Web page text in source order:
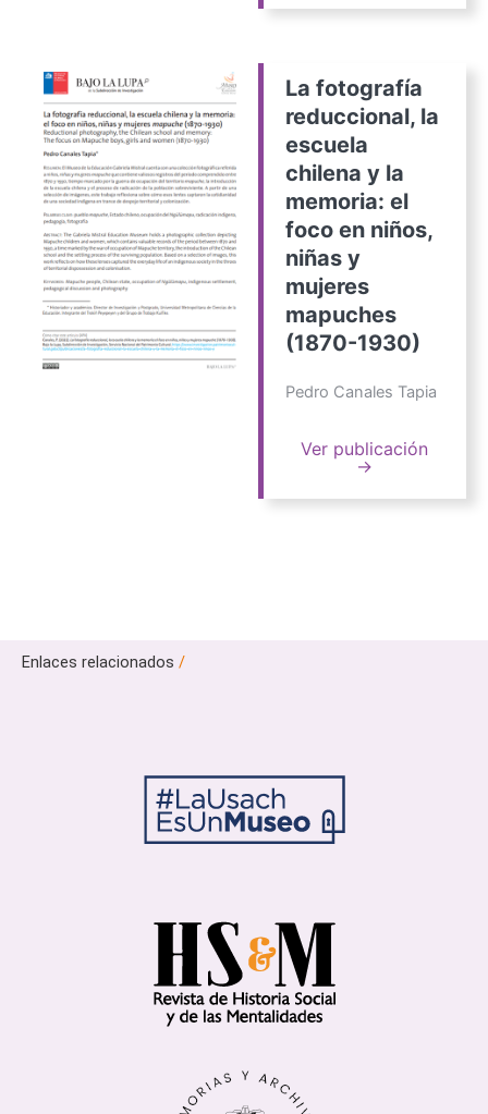
La fotografía
reduccional, la
escuela
chilena y la
memoria: el
foco en niños,
niñas y
mujeres
mapuches
(1870-1930)
Pedro Canales Tapia
Ver publicación
→
Enlaces relacionados /